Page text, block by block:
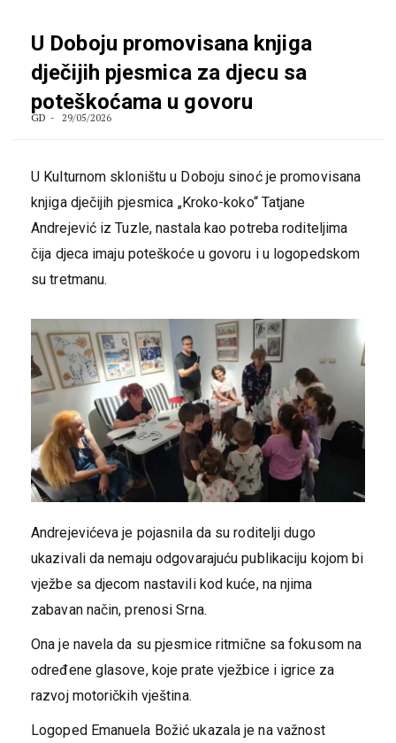
U Doboju promovisana knjiga
dječijih pjesmica za djecu sa
poteškoćama u govoru
GD 29/05/2026
U Kulturnom skloništu u Doboju sinoć je promovisana
knjiga d‌ječijih pjesmica „Kroko-koko“ Tatjane
Andrejević iz Tuzle, nastala kao potreba roditeljima
čija d‌jeca imaju poteškoće u govoru i u logopedskom
su tretmanu.
Andrejevićeva je pojasnila da su roditelji dugo
ukazivali da nemaju odgovarajuću publikaciju kojom bi
vježbe sa d‌jecom nastavili kod kuće, na njima
zabavan način, prenosi Srna.
Ona je navela da su pjesmice ritmične sa fokusom na
određene glasove, koje prate vježbice i igrice za
razvoj motoričkih vještina.
Logoped Emanuela Božić ukazala je na važnost